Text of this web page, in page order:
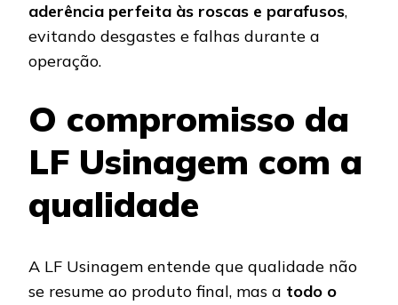
aderência perfeita às roscas e parafusos,
evitando desgastes e falhas durante a
operação.
O compromisso da
LF Usinagem com a
qualidade
A LF Usinagem entende que qualidade não
se resume ao produto final, mas a todo o